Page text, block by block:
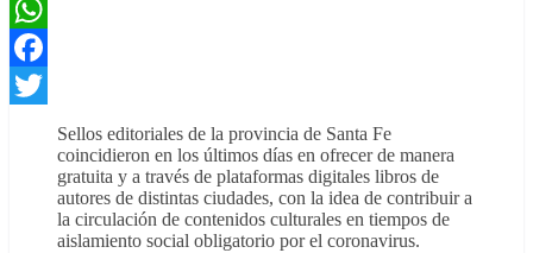
WhatsApp
Facebook
Twitter
Sellos editoriales de la provincia de Santa Fe
coincidieron en los últimos días en ofrecer de manera
gratuita y a través de plataformas digitales libros de
autores de distintas ciudades, con la idea de contribuir a
la circulación de contenidos culturales en tiempos de
aislamiento social obligatorio por el coronavirus.